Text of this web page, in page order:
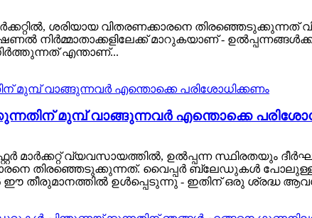
ശരിയായ വിതരണക്കാരനെ
മാറുകയാണ് - ഉൽപ്പന്നങ്ങൾക്ക്
എന്താണ്...
മുമ്പ് വാങ്ങുന്നവർ എന്തൊക്കെ
മാർക്കറ്റ് വ്യവസായത്തിൽ, ഉൽപ്പന്ന സ്ഥിരതയും
തിരഞ്ഞെടുക്കുന്നത്. വൈപ്പർ ബ്ലേഡുകൾ പോലുള്ള
തീരുമാനത്തിൽ ഉൾപ്പെടുന്നു - ഇതിന് ഒരു ശ്രദ്ധ